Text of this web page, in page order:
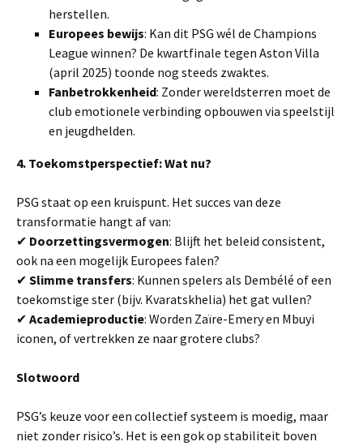
herstellen.
Europees bewijs: Kan dit PSG wél de Champions
League winnen? De kwartfinale tegen Aston Villa
(april 2025) toonde nog steeds zwaktes.
Fanbetrokkenheid: Zonder wereldsterren moet de
club emotionele verbinding opbouwen via speelstijl
en jeugdhelden.
4. Toekomstperspectief: Wat nu?
PSG staat op een kruispunt. Het succes van deze
transformatie hangt af van:
✔ Doorzettingsvermogen: Blijft het beleid consistent,
ook na een mogelijk Europees falen?
✔ Slimme transfers: Kunnen spelers als Dembélé of een
toekomstige ster (bijv. Kvaratskhelia) het gat vullen?
✔ Academieproductie: Worden Zaïre-Emery en Mbuyi
iconen, of vertrekken ze naar grotere clubs?
Slotwoord
PSG’s keuze voor een collectief systeem is moedig, maar
niet zonder risico’s. Het is een gok op stabiliteit boven